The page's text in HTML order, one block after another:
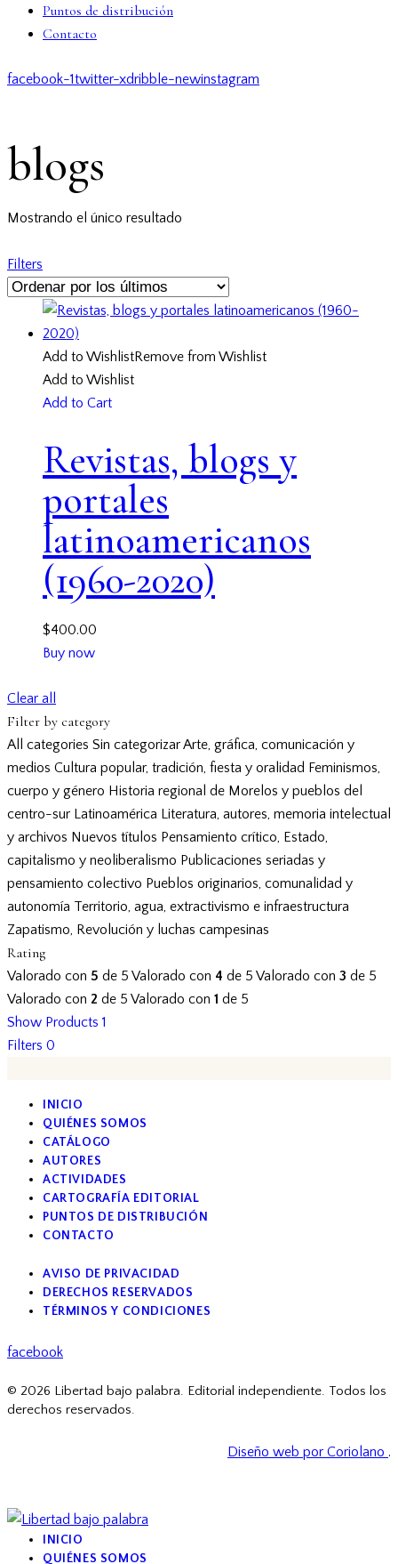
Puntos de distribución
Contacto
facebook-1twitter-xdribble-newinstagram
blogs
Mostrando el único resultado
Filters
Add to WishlistRemove from Wishlist
Add to Wishlist
Add to Cart
Revistas, blogs y
portales
latinoamericanos
(1960-2020)
$400.00
Buy now
Clear all
Filter by category
All categories Sin categorizarArte, gráfica, comunicación y
medios Cultura popular, tradición, fiesta y oralidad Feminismos,
cuerpo y género Historia regional de Morelos y pueblos del
centro-sur Latinoamérica Literatura, autores, memoria intelectual
y archivos Nuevos títulos Pensamiento crítico, Estado,
capitalismo y neoliberalismo Publicaciones seriadas y
pensamiento colectivo Pueblos originarios, comunalidad y
autonomía Territorio, agua, extractivismo e infraestructura
Zapatismo, Revolución y luchas campesinas
Rating
Valorado con 5 de 5 Valorado con 4 de 5 Valorado con 3 de 5
Valorado con 2 de 5 Valorado con 1 de 5
Show Products 1
Filters 0
INICIO
QUIÉNES SOMOS
CATÁLOGO
AUTORES
ACTIVIDADES
CARTOGRAFÍA EDITORIAL
PUNTOS DE DISTRIBUCIÓN
CONTACTO
AVISO DE PRIVACIDAD
DERECHOS RESERVADOS
TÉRMINOS Y CONDICIONES
facebook
© 2026 Libertad bajo palabra. Editorial independiente. Todos los
derechos reservados.
Diseño web por Coriolano .
INICIO
QUIÉNES SOMOS